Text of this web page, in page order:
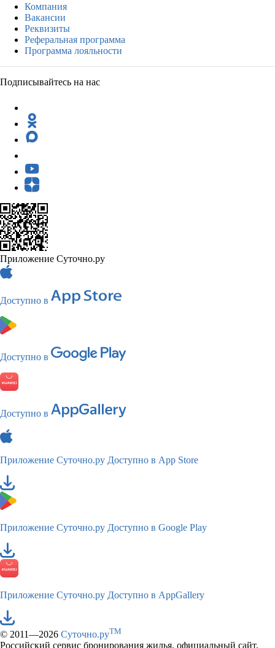
Компания
Вакансии
Реквизиты
Реферальная программа
Программа лояльности
Подписывайтесь на нас
Приложение Суточно.ру
Доступно в
Доступно в
Доступно в
Приложение Суточно.ру Доступно в App Store
Приложение Суточно.ру Доступно в Google Play
Приложение Суточно.ру Доступно в AppGallery
© 2011—2026 Суточно.руTM
Российский сервис бронирования жилья, официальный сайт,